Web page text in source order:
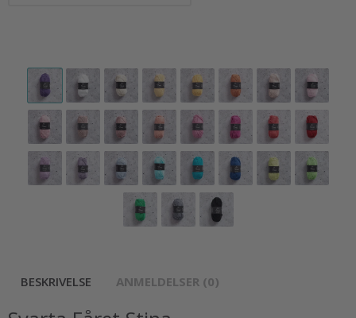
BESKRIVELSE ANMELDELSER (0)